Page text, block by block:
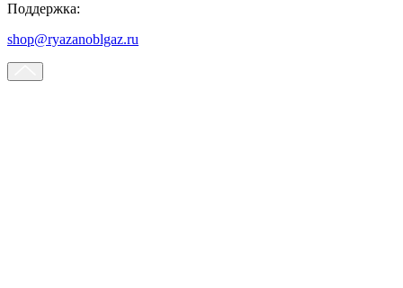
Поддержка:
shop@ryazanoblgaz.ru